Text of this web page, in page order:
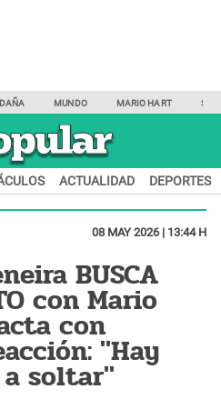
MUNDO MARIO HART
ACTUALIDAD DEPORTES
08 MAY 2026 | 13:44 H
BUSCA
con Mario
con
"Hay
soltar"